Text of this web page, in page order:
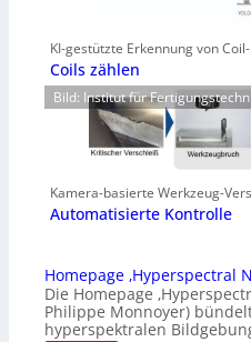
KI-gestützte Erkennung von
Coils zählen
Bild: Institut für
Kamera-basierte Werkzeug-
Automatisierte Kontrolle
Homepage ‚Hyperspectral
Die Homepage
Philippe Monnoyer)
hyperspektralen